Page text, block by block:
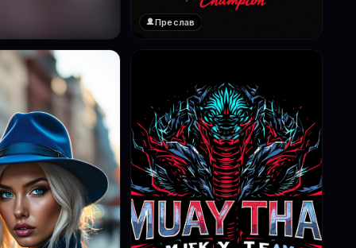
❤️
Преслав